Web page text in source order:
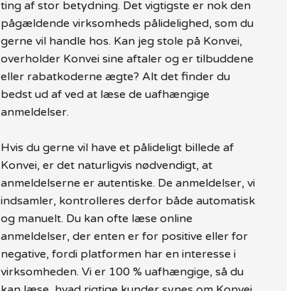
ting af stor betydning. Det vigtigste er nok den
pågældende virksomheds pålidelighed, som du
gerne vil handle hos. Kan jeg stole på Konvei,
overholder Konvei sine aftaler og er tilbuddene
eller rabatkoderne ægte? Alt det finder du
bedst ud af ved at læse de uafhængige
anmeldelser.
Hvis du gerne vil have et pålideligt billede af
Konvei, er det naturligvis nødvendigt, at
anmeldelserne er autentiske. De anmeldelser, vi
indsamler, kontrolleres derfor både automatisk
og manuelt. Du kan ofte læse online
anmeldelser, der enten er for positive eller for
negative, fordi platformen har en interesse i
virksomheden. Vi er 100 % uafhængige, så du